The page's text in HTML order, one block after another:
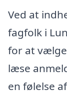
Ved at
fagfolk i
for at vælge
læse
en følelse